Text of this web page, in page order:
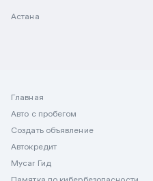
Астана
Главная
Авто с пробегом
Создать объявление
Автокредит
Mycar Гид